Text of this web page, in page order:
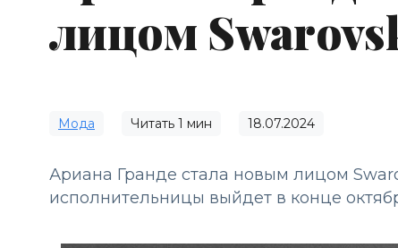
лицом
Мода Читать 1 мин 18.07.2024
Ариана Гранде стала новым лицом
исполнительницы выйдет в конце